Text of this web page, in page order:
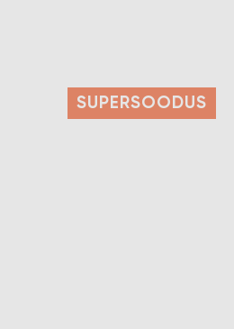
SUPERSOODUS